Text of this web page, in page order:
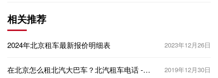
相关推荐
2024年北京租车最新报价明细表 2023年12月26日
在北京怎么租北汽大巴车？北汽租车电话 -
2019年12月30日